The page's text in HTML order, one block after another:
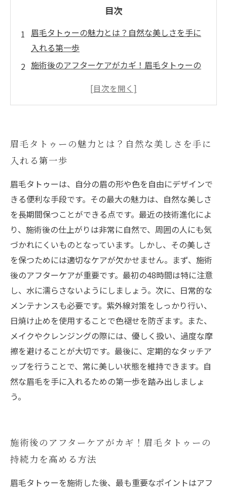
目次
眉毛タトゥーの魅力とは？自然な美しさを手に
入れる第一歩
施術後のアフターケアがカギ！眉毛タトゥーの
日常における眉毛タトゥーのメンテナンス：美
の心得
自分に合った眉毛タトゥーのケア法で理想のス
タイルを実現
あなたもできる！簡単にできる眉毛ケアのステ
ップ
美しい眉毛タトゥーの未来：ケアを通じて輝く
自信を手に入れる
眉毛タトゥーの魅力とは？自然な美しさを手に
入れる第一歩
眉毛タトゥーは、自分の眉の形や色を自由にデザインで
きる便利な手段です。その最大の魅力は、自然な美しさ
を長期間保つことができる点です。最近の技術進化によ
り、施術後の仕上がりは非常に自然で、周囲の人にも気
づかれにくいものとなっています。しかし、その美しさ
を保つためには適切なケアが欠かせません。まず、施術
後のアフターケアが重要です。最初の48時間は特に注意
し、水に濡らさないようにしましょう。次に、日常的な
メンテナンスも必要です。紫外線対策をしっかり行い、
日焼け止めを使用することで色褪せを防ぎます。また、
メイクやクレンジングの際には、優しく扱い、過度な摩
擦を避けることが大切です。最後に、定期的なタッチア
ップを行うことで、常に美しい状態を維持できます。自
然な眉毛を手に入れるための第一歩を踏み出しましょ
う。
施術後のアフターケアがカギ！眉毛タトゥーの
持続力を高める方法
眉毛タトゥーを施術した後、最も重要なポイントはアフ